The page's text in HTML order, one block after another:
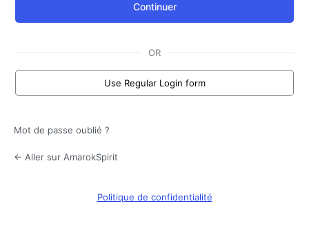
Continuer
OR
Use Regular Login form
Mot de passe oublié ?
← Aller sur AmarokSpirit
Politique de confidentialité